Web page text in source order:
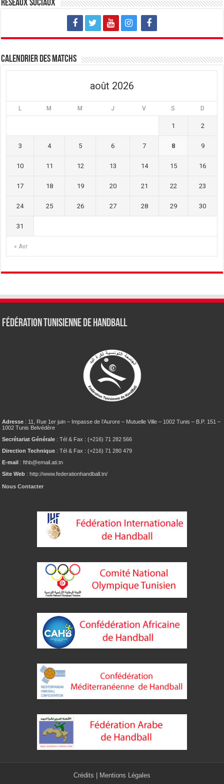
Réseaux sociaux
Calendrier des matchs
août 2026
L M M J V S D
« Avr
1 2
3 4 5 6 7 8 9
10 11 12 13 14 15 16
17 18 19 20 21 22 23
24 25 26 27 28 29 30
31
Fédération tunisienne de Handball
Adresse : 11, Rue 1er juin – Impasse de l’Aurore – Mutuelle Ville – 1002 Tunis – B.P. 151 –
1002 Tunis Belvédère
Secrétariat Générale : Tél & Fax : (+216) 71 282 566
Direction Technique : Tél & Fax : (+216) 71 280 479
E-mail : fthb@email.ati.tn
Site Web : http://www.federationhandball.tn/
Nous Contacter
Crédits Mentions Légales